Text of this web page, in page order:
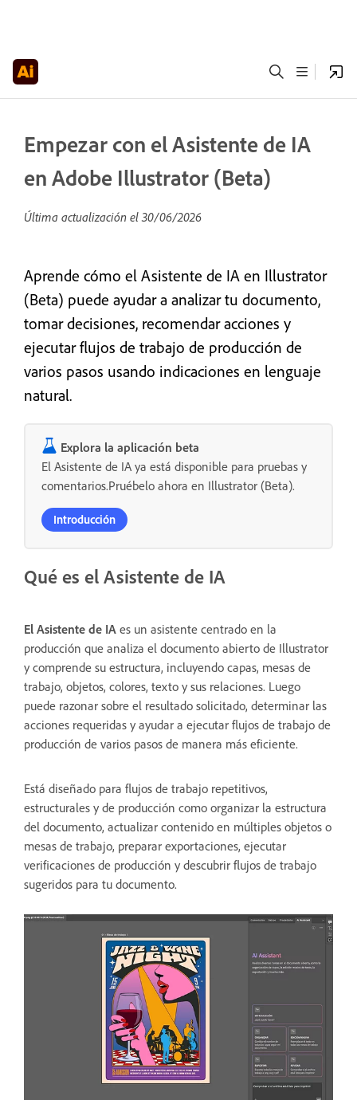
Empezar con el Asistente de IA
en Adobe Illustrator (Beta)
Última actualización el 30/06/2026
Aprende cómo el Asistente de IA en Illustrator
(Beta) puede ayudar a analizar tu documento,
tomar decisiones, recomendar acciones y
ejecutar flujos de trabajo de producción de
varios pasos usando indicaciones en lenguaje
natural.
Explora la aplicación beta
El Asistente de IA ya está disponible para pruebas y
comentarios.Pruébelo ahora en Illustrator (Beta).
Introducción
Qué es el Asistente de IA
El Asistente de IA es un asistente centrado en la
producción que analiza el documento abierto de Illustrator
y comprende su estructura, incluyendo capas, mesas de
trabajo, objetos, colores, texto y sus relaciones. Luego
puede razonar sobre el resultado solicitado, determinar las
acciones requeridas y ayudar a ejecutar flujos de trabajo de
producción de varios pasos de manera más eficiente.
Está diseñado para flujos de trabajo repetitivos,
estructurales y de producción como organizar la estructura
del documento, actualizar contenido en múltiples objetos o
mesas de trabajo, preparar exportaciones, ejecutar
verificaciones de producción y descubrir flujos de trabajo
sugeridos para tu documento.